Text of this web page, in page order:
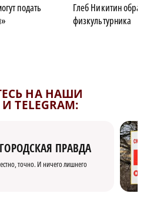
подать
Глеб Никитин
физкультурника
НА НАШИ
TELEGRAM:
ПРАВДА
точно. И ничего лишнего